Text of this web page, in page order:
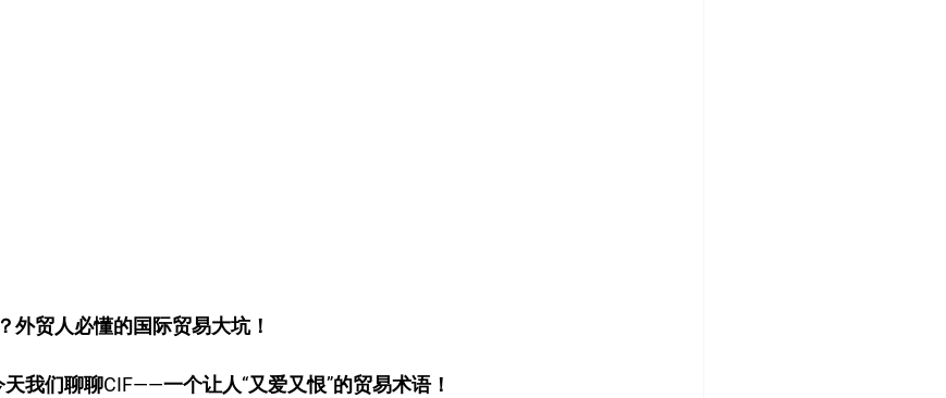
外贸人必懂的国际贸易大坑！
我们聊聊CIF——一个让人“又爱又恨”的贸易术语！